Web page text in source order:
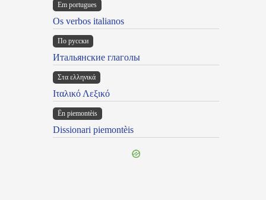
Em portugues
Os verbos italianos
По русски
Итальянские глаголы
Στα ελληνικά
Ιταλικό Λεξικό
Ën piemontèis
Dissionari piemontèis